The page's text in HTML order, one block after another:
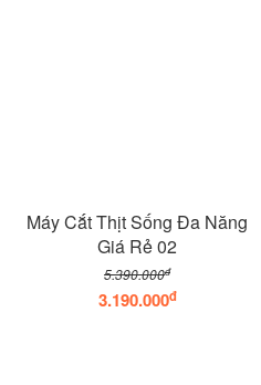
Máy Cắt Thịt Sống Đa Năng
Giá Rẻ 02
5.390.000đ
3.190.000đ